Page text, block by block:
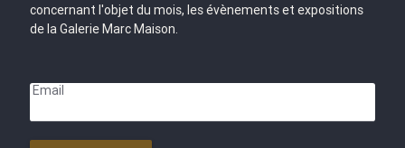
concernant l'objet du mois, les évènements et expositions
de la Galerie Marc Maison.
Email